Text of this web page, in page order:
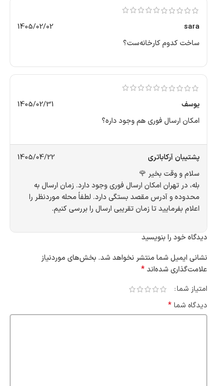
sara
1405/02/02
ساخت کدوم کارخانه‌ست؟
یوسف
1405/02/31
امکان ارسال فوری هم وجود داره؟
پشتیبان آرکاباتری
1405/04/22
سلام و وقت بخیر 🌹
بله، در تهران امکان ارسال فوری وجود دارد. زمان ارسال به
محدوده و آدرس مقصد بستگی دارد. لطفاً محله موردنظر را
اعلام بفرمایید تا زمان تقریبی ارسال را بررسی کنیم.
دیدگاه خود را بنویسید
نشانی ایمیل شما منتشر نخواهد شد. بخش‌های موردنیاز
علامت‌گذاری شده‌اند*
امتیاز شما
دیدگاه شما *